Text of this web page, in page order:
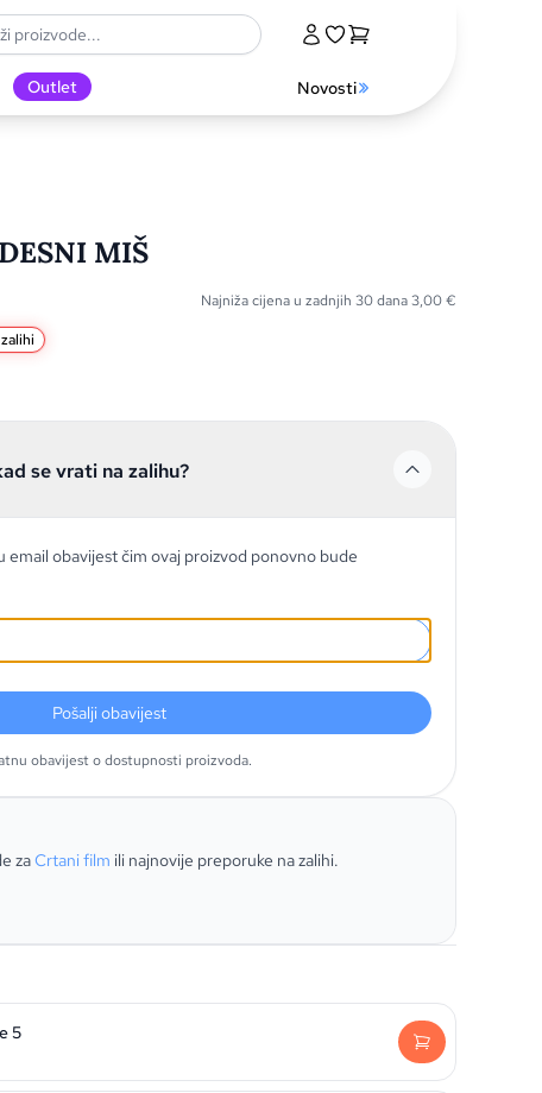
Outlet Novosti
MIŠ
Najniža cijena u zadnjih 30 dana3,00€
se vrati na zalihu?
email obavijest čim ovaj proizvod ponovno bude
Pošalji obavijest
obavijest o dostupnosti proizvoda.
zaCrtani film ili najnovije preporuke na zalihi.
5